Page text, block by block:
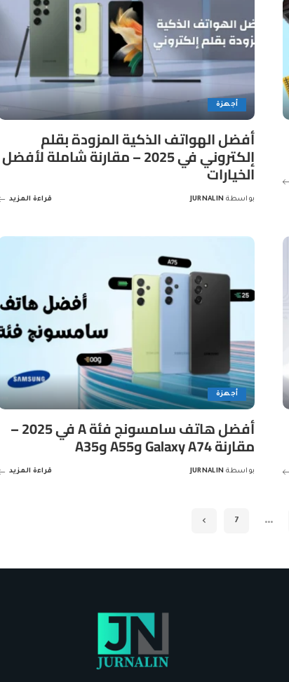
أجهزة
أفضل الهواتف الذكية المزودة بقلم
إلكتروني في 2025 – مقارنة شاملة لأفضل
الخيارات
Posted
بواسطة JURNALIN قراءة المزيد
أجهزة
أفضل هاتف سامسونج فئة A في 2025 –
مقارنة Galaxy A74 وA55 وA35
بواسطة JURNALIN قراءة المزيد
…
7